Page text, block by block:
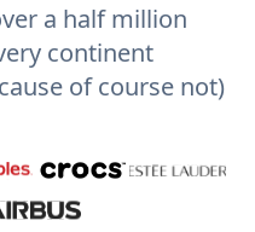
a half million
continent
of course not)